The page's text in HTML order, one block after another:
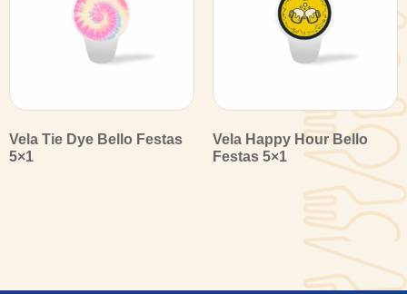
Vela Tie Dye Bello Festas
5×1
Vela Happy Hour Bello
Festas 5×1